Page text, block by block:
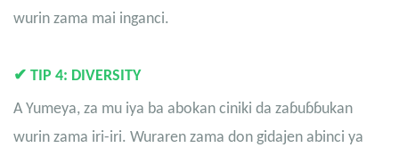
wurin zama mai inganci.
✔ TIP 4: DIVERSITY
A Yumeya, za mu iya ba abokan ciniki da zaɓuɓɓukan
wurin zama iri-iri. Wuraren zama don gidajen abinci ya